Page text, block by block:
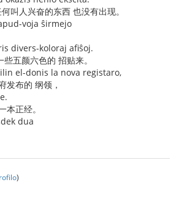
叫人兴奋的东西 也没有出现。
voja ŝirmejo
divers-koloraj afiŝoj.
五颜六色的 招贴来。
el-donis la nova registaro,
发布的 纲领，
本正经。
dua
)